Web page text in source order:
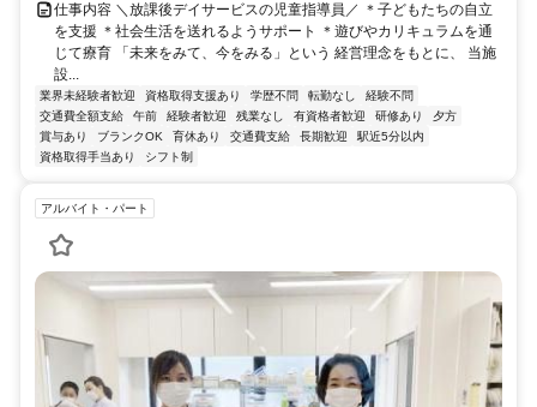
仕事内容 ＼放課後デイサービスの児童指導員／ ＊子どもたちの自立
を支援 ＊社会生活を送れるようサポート ＊遊びやカリキュラムを通
じて療育 「未来をみて、今をみる」という 経営理念をもとに、 当施
設...
業界未経験者歓迎 資格取得支援あり 学歴不問 転勤なし
経験不問
交通費全額支給
午前 経験者歓迎 残業なし 有資格者歓迎 研修あり
夕方
賞与あり
ブランクOK 育休あり 交通費支給 長期歓迎
駅近5分以内
資格取得手当あり
シフト制
アルバイト・パート